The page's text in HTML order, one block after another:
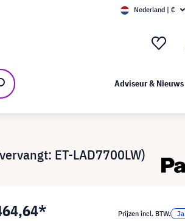
Nederland | €
Adviseur & Nieuws
ET-LAD7700LW)
Prijzen incl. BTW.